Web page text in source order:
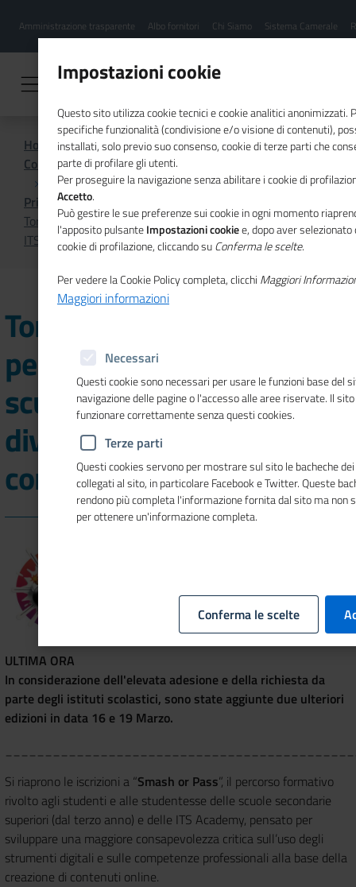
contenuto
Menu
hamburgher
Amministrazione trasparente Albo fornitori Chi Siamo Sistema Camerale
Home
Comunicazione istituzionale per il sistema camerale
Primo Piano
Torna “Smash or Pass”, il percorso educativo per scuole e
ITS Academy sul divario digitale di competenze
Torna “Smash or Pass”, il
percorso educativo per
scuole e ITS Academy sul
divario digitale di
competenze
ULTIMA ORA
In considerazione dell'elevata adesione e della richiesta da
parte degli istituti scolastici, sono state aggiunte due ulteriori
edizioni in data 16 e 19 Marzo.
Si riaprono le iscrizioni a “Smash or Pass”, il percorso formativo
rivolto agli studenti e alle studentesse delle scuole secondarie
superiori (dal terzo anno) e delle ITS Academy, pensato per
sviluppare una maggiore consapevolezza critica sull’uso degli
strumenti digitali e sulle competenze professionali alla base della
creazione di contenuti online.
Impostazioni cookie
Questo sito utilizza cookie tecnici e cookie analitici anonimizzati.
specifiche funzionalità (condivisione e/o visione di contenuti),
installati, solo previo suo consenso, cookie di terze parti che
parte di profilare gli utenti.
Per proseguire la navigazione senza abilitare i cookie di
Accetto.
Può gestire le sue preferenze sui cookie in ogni momento
l'apposito pulsanteImpostazioni cookiee, dopo aver
cookie di profilazione, cliccando suConferma le scelte.
Per vedere la Cookie Policy completa, clicchi Maggiori
Maggiori informazioni
Necessari
Questi cookie sono necessari per usare le funzioni base del
navigazione delle pagine o l'accesso alle aree riservate. Il
funzionare correttamente senza questi cookies.
Terze parti
Questi cookies servono per mostrare sul sito le bacheche
collegati al sito, in particolare Facebook e Twitter. Queste
rendono più completa l'informazione fornita dal sito ma non
per ottenere un'informazione completa.
Conferma le scelte